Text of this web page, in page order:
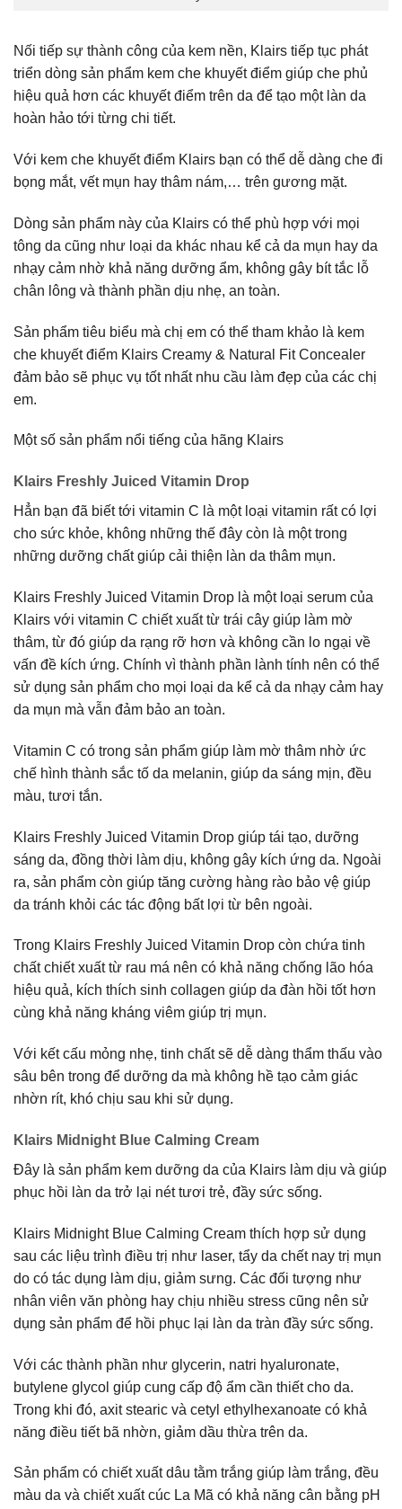
Nối tiếp sự thành công của kem nền, Klairs tiếp tục phát
triển dòng sản phẩm kem che khuyết điểm giúp che phủ
hiệu quả hơn các khuyết điểm trên da để tạo một làn da
hoàn hảo tới từng chi tiết.
Với kem che khuyết điểm Klairs bạn có thể dễ dàng che đi
bọng mắt, vết mụn hay thâm nám,… trên gương mặt.
Dòng sản phẩm này của Klairs có thể phù hợp với mọi
tông da cũng như loại da khác nhau kể cả da mụn hay da
nhạy cảm nhờ khả năng dưỡng ẩm, không gây bít tắc lỗ
chân lông và thành phần dịu nhẹ, an toàn.
Sản phẩm tiêu biểu mà chị em có thể tham khảo là kem
che khuyết điểm Klairs Creamy & Natural Fit Concealer
đảm bảo sẽ phục vụ tốt nhất nhu cầu làm đẹp của các chị
em.
Một số sản phẩm nổi tiếng của hãng Klairs
Klairs Freshly Juiced Vitamin Drop
Hẳn bạn đã biết tới vitamin C là một loại vitamin rất có lợi
cho sức khỏe, không những thế đây còn là một trong
những dưỡng chất giúp cải thiện làn da thâm mụn.
Klairs Freshly Juiced Vitamin Drop là một loại serum của
Klairs với vitamin C chiết xuất từ trái cây giúp làm mờ
thâm, từ đó giúp da rạng rỡ hơn và không cần lo ngại về
vấn đề kích ứng. Chính vì thành phần lành tính nên có thể
sử dụng sản phẩm cho mọi loại da kể cả da nhạy cảm hay
da mụn mà vẫn đảm bảo an toàn.
Vitamin C có trong sản phẩm giúp làm mờ thâm nhờ ức
chế hình thành sắc tố da melanin, giúp da sáng mịn, đều
màu, tươi tắn.
Klairs Freshly Juiced Vitamin Drop giúp tái tạo, dưỡng
sáng da, đồng thời làm dịu, không gây kích ứng da. Ngoài
ra, sản phẩm còn giúp tăng cường hàng rào bảo vệ giúp
da tránh khỏi các tác động bất lợi từ bên ngoài.
Trong Klairs Freshly Juiced Vitamin Drop còn chứa tinh
chất chiết xuất từ rau má nên có khả năng chống lão hóa
hiệu quả, kích thích sinh collagen giúp da đàn hồi tốt hơn
cùng khả năng kháng viêm giúp trị mụn.
Với kết cấu mỏng nhẹ, tinh chất sẽ dễ dàng thẩm thấu vào
sâu bên trong để dưỡng da mà không hề tạo cảm giác
nhờn rít, khó chịu sau khi sử dụng.
Klairs Midnight Blue Calming Cream
Đây là sản phẩm kem dưỡng da của Klairs làm dịu và giúp
phục hồi làn da trở lại nét tươi trẻ, đầy sức sống.
Klairs Midnight Blue Calming Cream thích hợp sử dụng
sau các liệu trình điều trị như laser, tẩy da chết nay trị mụn
do có tác dụng làm dịu, giảm sưng. Các đối tượng như
nhân viên văn phòng hay chịu nhiều stress cũng nên sử
dụng sản phẩm để hồi phục lại làn da tràn đầy sức sống.
Với các thành phần như glycerin, natri hyaluronate,
butylene glycol giúp cung cấp độ ẩm cần thiết cho da.
Trong khi đó, axit stearic và cetyl ethylhexanoate có khả
năng điều tiết bã nhờn, giảm dầu thừa trên da.
Sản phẩm có chiết xuất dâu tằm trắng giúp làm trắng, đều
màu da và chiết xuất cúc La Mã có khả năng cân bằng pH